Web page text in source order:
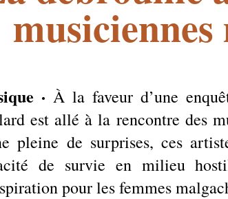
musiciennes
· À la faveur d’une
est allé à la rencontre des
pleine de surprises, ces
de survie en milieu
pour les femmes